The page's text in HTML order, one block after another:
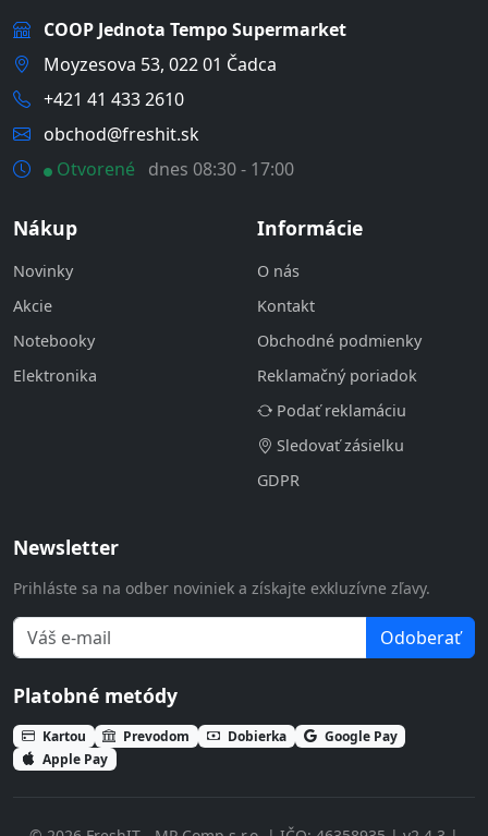
COOP Jednota Tempo Supermarket
Moyzesova 53, 022 01 Čadca
+421 41 433 2610
obchod@freshit.sk
Otvorené
dnes 08:30 - 17:00
Nákup
Novinky
Akcie
Notebooky
Elektronika
Informácie
O nás
Kontakt
Obchodné podmienky
Reklamačný poriadok
Podať reklamáciu
Sledovať zásielku
GDPR
Newsletter
Prihláste sa na odber noviniek a získajte exkluzívne zľavy.
Odoberať
Platobné metódy
Kartou Prevodom Dobierka
Google Pay
Apple Pay